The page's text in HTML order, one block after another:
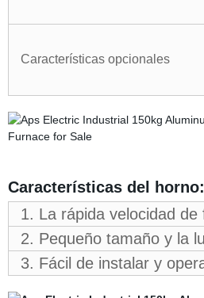
Características opcionales
Características del horno:
1. La rápida velocidad de
2. Pequeño tamaño y la
3. Fácil de instalar y